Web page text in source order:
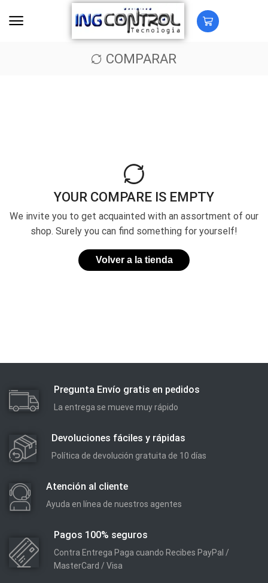
COMPARAR
YOUR COMPARE IS EMPTY
We invite you to get acquainted with an assortment of our
shop. Surely you can find something for yourself!
Volver a la tienda
Pregunta Envío gratis en pedidos
La entrega se mueve muy rápido
Devoluciones fáciles y rápidas
Política de devolución gratuita de 10 días
Atención al cliente
Ayuda en línea de nuestros agentes
Pagos 100% seguros
Contra Entrega Paga cuando Recibes PayPal /
MasterCard / Visa